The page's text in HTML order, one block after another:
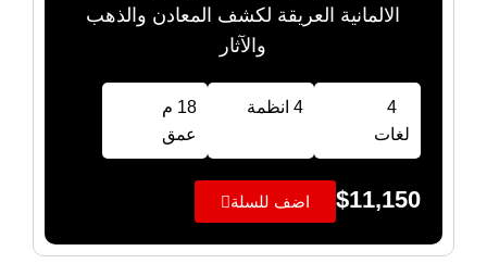
الالمانية العريقة لكشف المعادن والذهب
والآثار
4
لغات
4 انظمة
18 م
عمق
$11,150 اضف للسلة